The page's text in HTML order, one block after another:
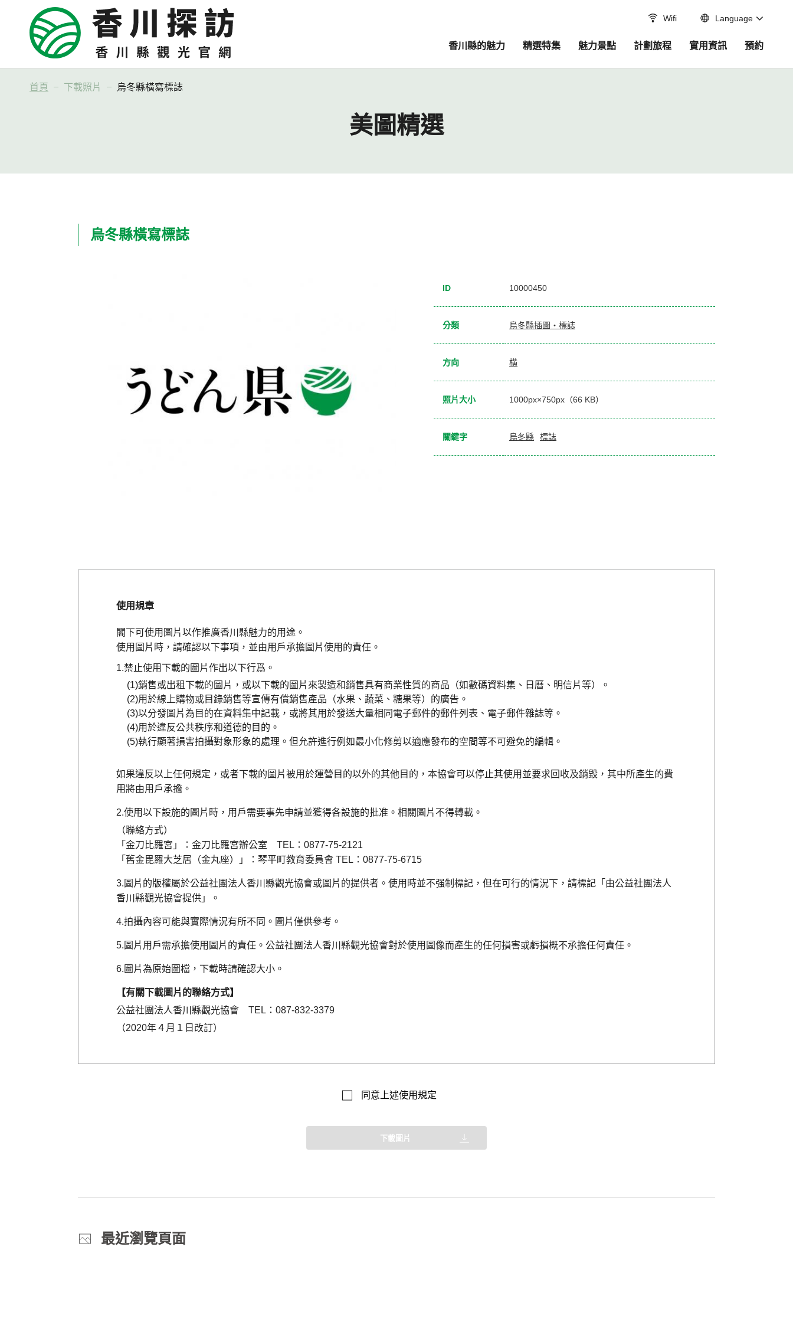
Wifi Language
香川縣的魅力 精選特集 魅力景點 計劃旅程 實用資訊 預約
首頁 下載照片 烏冬縣橫寫標誌
美圖精選
烏冬縣橫寫標誌
ID 10000450
分類 烏冬縣插圖・標誌
方向 横
照片大小 1000px×750px（66 KB）
關鍵字 烏冬縣 標誌
使用規章
閣下可使用圖片以作推廣香川縣魅力的用途。
使用圖片時，請確認以下事項，並由用戶承擔圖片使用的責任。
禁止使用下載的圖片作出以下行爲。
銷售或出租下載的圖片，或以下載的圖片來製造和銷售具有商業性質的商品（如數碼資料集、日曆、明信片等）。
用於線上購物或目錄銷售等宣傳有償銷售產品（水果、蔬菜、糖果等）的廣告。
以分發圖片為目的在資料集中記載，或將其用於發送大量相同電子郵件的郵件列表、電子郵件雜誌等。
用於違反公共秩序和道德的目的。
執行顯著損害拍攝對象形象的處理。但允許進行例如最小化修剪以適應發布的空間等不可避免的編輯。
如果違反以上任何規定，或者下載的圖片被用於運營目的以外的其他目的，本協會可以停止其使用並要求回收及銷毀，其中所產生的費
用將由用戶承擔。
使用以下設施的圖片時，用戶需要事先申請並獲得各設施的批准。相關圖片不得轉載。
（聯絡方式）
「金刀比羅宮」：金刀比羅宮辦公室 TEL：0877-75-2121
「舊金毘羅大芝居（金丸座）」：琴平町教育委員會 TEL：0877-75-6715
圖片的版權屬於公益社團法人香川縣觀光協會或圖片的提供者。使用時並不强制標記，但在可行的情況下，請標記「由公益社團法人
香川縣觀光協會提供」。
拍攝內容可能與實際情況有所不同。圖片僅供參考。
圖片用戶需承擔使用圖片的責任。公益社團法人香川縣觀光協會對於使用圖像而產生的任何損害或虧損概不承擔任何責任。
圖片為原始圖檔，下載時請確認大小。
【有關下載圖片的聯絡方式】
公益社團法人香川縣觀光協會 TEL：087-832-3379
（2020年４月１日改訂）
同意上述使用規定
下載圖片
最近瀏覽頁面